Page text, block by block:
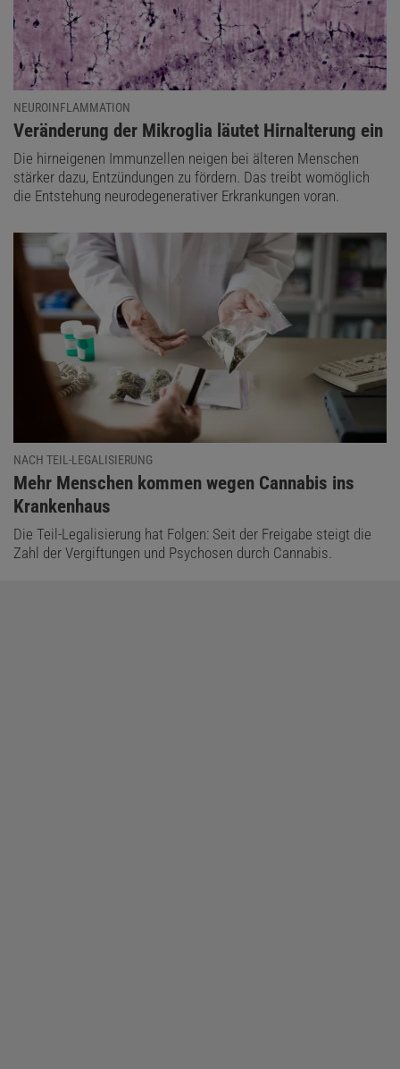
NEUROINFLAMMATION
:
Veränderung der Mikroglia läutet Hirnalterung ein
Die hirneigenen Immunzellen neigen bei älteren Menschen
stärker dazu, Entzündungen zu fördern. Das treibt womöglich
die Entstehung neurodegenerativer Erkrankungen voran.
NACH TEIL-LEGALISIERUNG
:
Mehr Menschen kommen wegen Cannabis ins
Krankenhaus
Die Teil-Legalisierung hat Folgen: Seit der Freigabe steigt die
Zahl der Vergiftungen und Psychosen durch Cannabis.